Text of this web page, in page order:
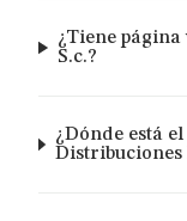
¿Tiene
S.c.?
¿Dónde está
Distribuciones